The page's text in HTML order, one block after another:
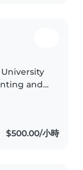
University
and
鼓勵式陪伴
$500.00/小時